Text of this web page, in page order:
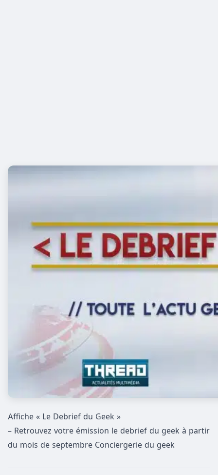
Affiche « Le Debrief du Geek »
– Retrouvez votre émission le debrief du geek à partir
du mois de septembre Conciergerie du geek